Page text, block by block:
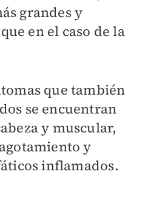
grandes y
en el caso de la
que también
se encuentran
y muscular,
y
inflamados.